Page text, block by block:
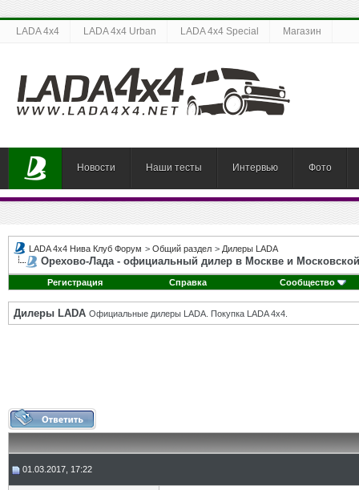
LADA 4x4 LADA 4x4 Urban LADA 4x4 Special Магазин
Новости Наши тесты Интервью Фото
LADA 4x4 Нива Клуб Форум > Общий раздел > Дилеры LADA
Орехово-Лада - официальный дилер в Москве и
Регистрация Справка Сообщество
Дилеры LADA Официальные дилеры LADA. Покупка LADA 4x4.
01.03.2017, 17:22